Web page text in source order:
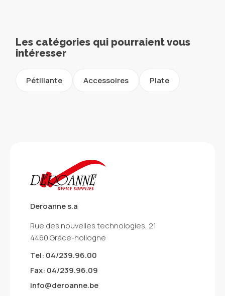
Les catégories qui pourraient vous
intéresser
Pétillante Accessoires Plate
Deroanne s.a
Rue des nouvelles technologies, 21
4460 Grâce-hollogne
Tel: 04/239.96.00
Fax: 04/239.96.09
info@deroanne.be